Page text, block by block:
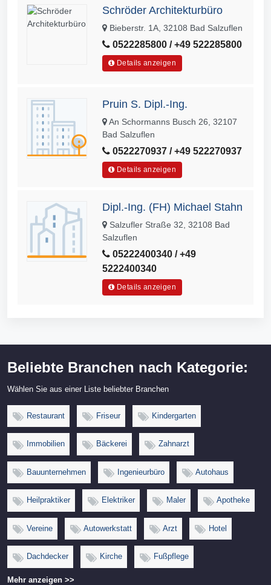
Schröder Architekturbüro
Bieberstr. 1A, 32108 Bad Salzuflen
0522285800 / +49 522285800
Details anzeigen
Pruin S. Dipl.-Ing.
An Schormanns Busch 26, 32107
Bad Salzuflen
0522270937 / +49 522270937
Details anzeigen
Dipl.-Ing. (FH) Michael Stahn
Salzufler Straße 32, 32108 Bad
Salzuflen
05222400340 / +49
5222400340
Details anzeigen
Beliebte Branchen nach Kategorie:
Wählen Sie aus einer Liste beliebter Branchen
Restaurant Friseur Kindergarten
Immobilien Bäckerei Zahnarzt
Bauunternehmen Ingenieurbüro Autohaus
Heilpraktiker Elektriker Maler Apotheke
Vereine Autowerkstatt Arzt Hotel
Dachdecker Kirche Fußpflege
Mehr anzeigen >>